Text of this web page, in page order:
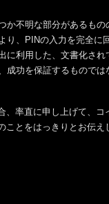
か不明な部分があるも
、PINの入力を完全に
に利用した、文書化さ
功を保証するものでは
率直に申し上げて、
とをはっきりとお伝え